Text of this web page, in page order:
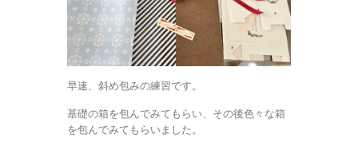
早速、斜め包みの練習です。
基礎の箱を包んでみてもらい、その後色々な箱
を包んでみてもらいました。